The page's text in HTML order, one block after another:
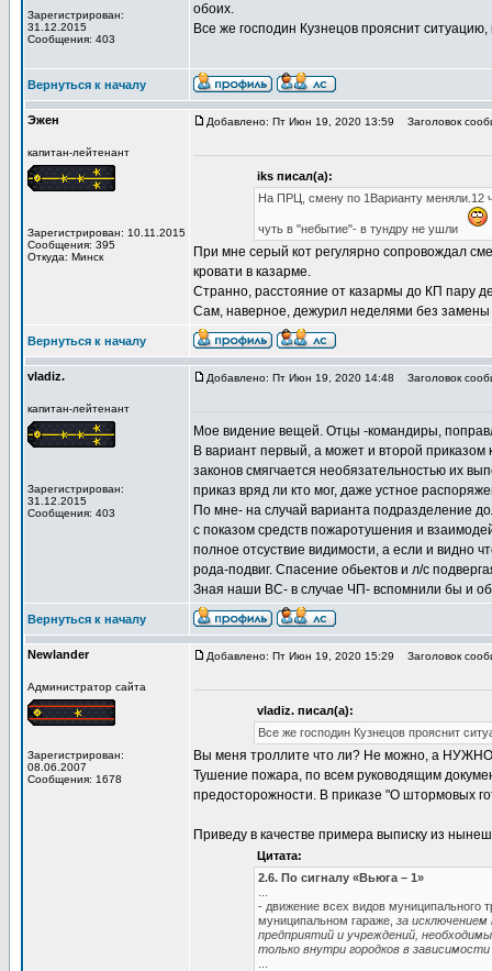
Зарегистрирован:
31.12.2015
Сообщения: 403
обоих.
Все же господин Кузнецов прояснит
Вернуться к началу
Эжен
капитан-лейтенант
Зарегистрирован: 10.11.2015
Сообщения: 395
Откуда: Минск
Добавлено: Пт Июн 19, 2020 13:59 Заголовок
iks писал(а):
На ПРЦ, смену по 1Варианту меняли.12
чуть в "небытие"- в тундру не ушли
При мне серый кот регулярно сопровождал
кровати в казарме.
Странно, расстояние от казармы до КП пару
Сам, наверное, дежурил неделями без
Вернуться к началу
vladiz.
капитан-лейтенант
Зарегистрирован:
31.12.2015
Сообщения: 403
Добавлено: Пт Июн 19, 2020 14:48 Заголовок
Мое видение вещей. Отцы -командиры,
В вариант первый, а может и второй приказом
законов смягчается необязательностью их
приказ вряд ли кто мог, даже устное
По мне- на случай варианта подразделение
с показом средств пожаротушения и
полное отсуствие видимости, а если и видно
рода-подвиг. Спасение обьектов и л/с
Зная наши ВС- в случае ЧП- вспомнили бы и об
Вернуться к началу
Newlander
Администратор сайта
Зарегистрирован:
08.06.2007
Сообщения: 1678
Добавлено: Пт Июн 19, 2020 15:29 Заголовок
vladiz. писал(а):
Все же господин Кузнецов прояснит
Вы меня троллите что ли? Не можно, а
Тушение пожара, по всем руководящим
предосторожности. В приказе "О штормовых
Приведу в качестве примера выписку из
Цитата:
2.6. По сигналу «Вьюга – 1»
- движение всех видов муниципального
муниципальном гараже, за
предприятий и учреждений,
только внутри городков в